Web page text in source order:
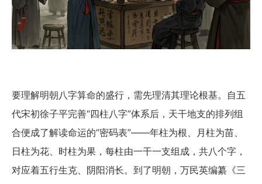
要理解明朝八字算命的盛行，需先理清其理论根基。自五
代宋初徐子平完善“四柱八字”体系后，天干地支的排列组
合便成了解读命运的“密码表”——年柱为根、月柱为苗、
日柱为花、时柱为果，每柱由一干一支组成，共八个字，
对应着五行生克、阴阳消长。到了明朝，万民英编纂《三